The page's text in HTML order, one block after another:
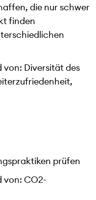
die nur schwer
finden
von: Diversität des
prüfen
von: CO2-